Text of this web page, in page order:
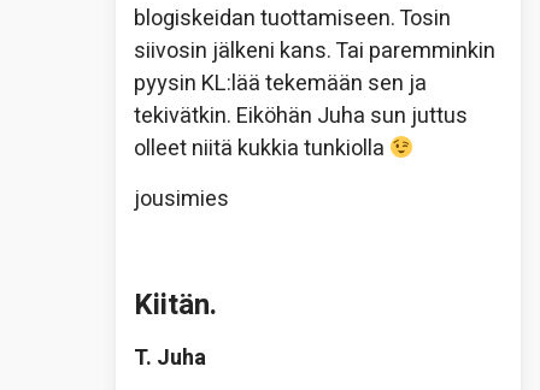
blogiskeidan tuottamiseen. Tosin
siivosin jälkeni kans. Tai paremminkin
pyysin KL:lää tekemään sen ja
tekivätkin. Eiköhän Juha sun juttus
olleet niitä kukkia tunkiolla
jousimies
Kiitän.
T. Juha